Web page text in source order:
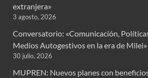
extranjera»
3 agosto, 2026
Conversatorio: «Comunicación,
Medios Autogestivos en la era de Milei»
30 julio, 2026
MUPREN: Nuevos planes con